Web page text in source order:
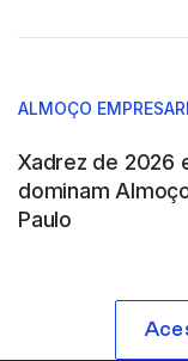
ALMOÇO
Xadrez de 2026
dominam
Paulo